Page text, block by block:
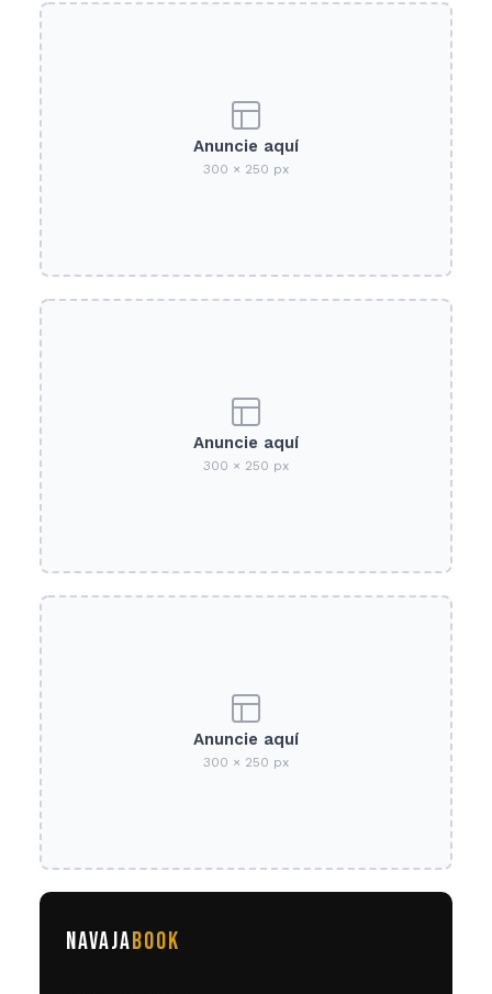
Anuncie aquí
300 × 250 px
Anuncie aquí
300 × 250 px
Anuncie aquí
300 × 250 px
NAVAJABOOK